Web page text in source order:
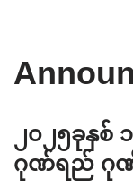
၂၀၂၅ခုနှစ်
ဂုဏ်ရည် ဂုဏ်